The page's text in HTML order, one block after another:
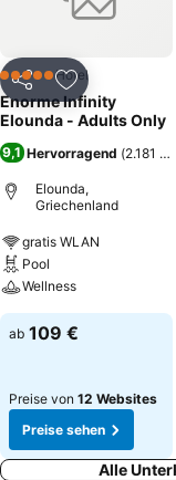
Teilen Zu Favoriten
5 Sterne Hotel
Enorme Infinity
Elounda - Adults Only
9,1 Hervorragend (2.181
Elounda,
Griechenland
gratis WLAN
Pool
Wellness
ab 109 €
Preise von 12 Websites
Preise sehen
Alle